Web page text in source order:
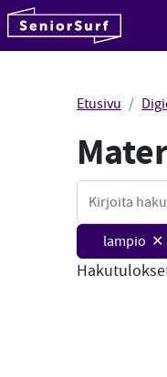
Hyppää sisältöön
Etusivu
Haku
lampio ✕